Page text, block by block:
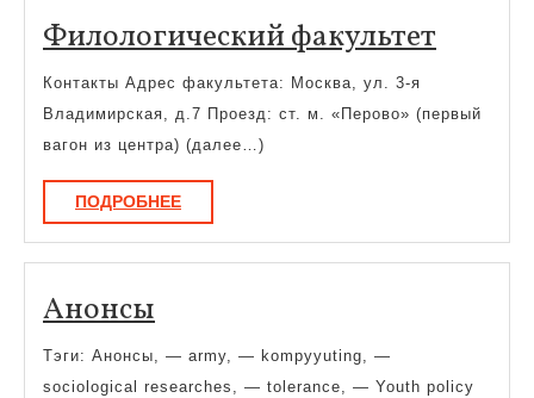
Филологический факультет
Контакты Адрес факультета: Москва, ул. 3-я
Владимирская, д.7 Проезд: ст. м. «Перово» (первый
вагон из центра) (далее…)
ПОДРОБНЕЕПОДРОБНЕЕ
АнонсыАнонсы
Тэги: Анонсы, — army, — kompyyuting, —
sociological researches, — tolerance, — Youth policy